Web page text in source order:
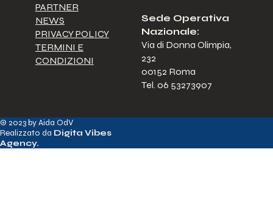
Sede Operativa
Nazionale:
Via di Donna Olimpia,
232
00152 Roma
Tel. 06 53273907
PARTNER
NEWS
PRIVACY POLICY
TERMINI E
CONDIZIONI
© 2023 by Aida OdV
Realizzato da Digita Vibes
Agency.